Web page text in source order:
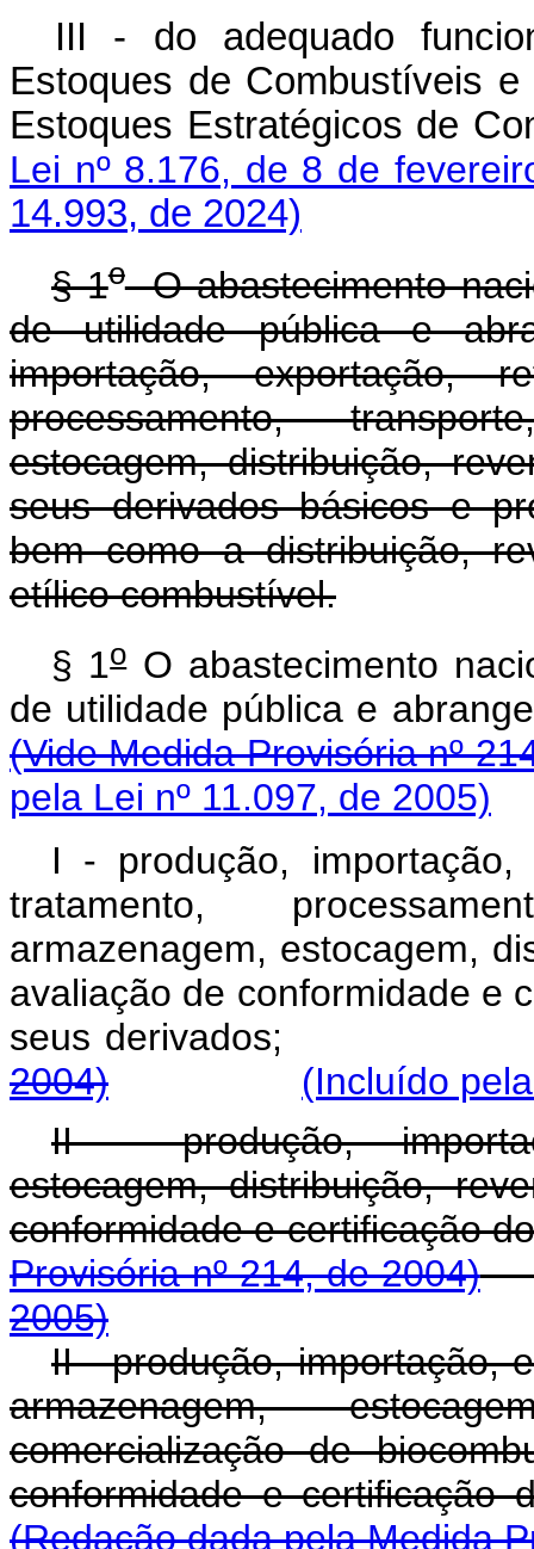
III - do adequado
Estoques de Combustíveis
Estoques Estratégicos de
Lei nº 8.176, de 8 de
14.993, de 2024)
§ 1oO abastecimento
de utilidade pública e
importação, exportação,
processamento,
estocagem, distribuição,
seus derivados básicos e
bem como a distribuição,
etílico combustível.
§ 1oO abastecimento
de utilidade pública e
(Vide Medida Provisória nº
pela Lei nº 11.097, de 2005)
I - produção, importação,
tratamento,
armazenagem, estocagem,
avaliação de conformidade e
seus derivados;
2004)
(Incluído
II - produção,
estocagem, distribuição,
conformidade e
Provisória nº 214, de 2004)
2005)
II - produção, importação,
armazenagem,
comercialização de
conformidade e
(Redação dada pela Medida